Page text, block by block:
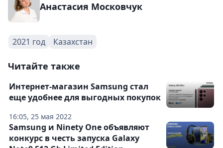
Анастасия Московчук
2021 год Казахстан
Читайте также
16:05, 25 мая 2022
Интернет-магазин Samsung стал
еще удобнее для выгодных покупок
Samsung и Ninety One объявляют
конкурс в честь запуска Galaxy